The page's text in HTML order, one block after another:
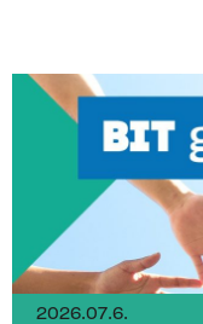
2026.07.6.